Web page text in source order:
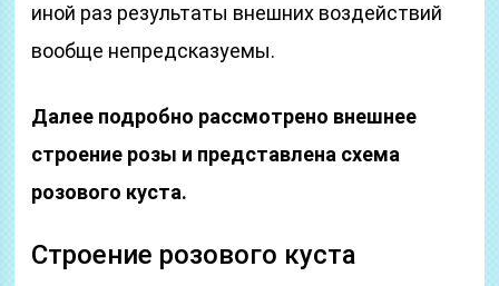
иной раз результаты внешних воздействий
вообще непредсказуемы.
Далее подробно рассмотрено внешнее
строение розы и представлена схема
розового куста.
Строение розового куста